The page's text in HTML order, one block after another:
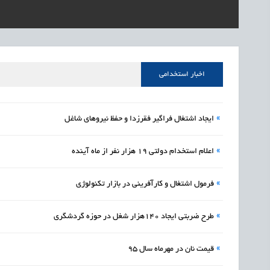
رئیس مرکز منابع
1405/05/17 اشتغال و کارآفرینی راه‌اندازی «کارخانه
اخبار استخدامی
» ایجاد اشتغال فراگیر فقرزدا و حفظ نیروهای شاغل
» اعلام استخدام دولتی 19 هزار نفر از ماه آینده
» فرمول اشتغال و کارآفرینی در بازار تکنولوژی
» طرح ضربتی ایجاد 140هزار شغل در حوزه گردشگری
» قیمت نان در مهرماه سال 95